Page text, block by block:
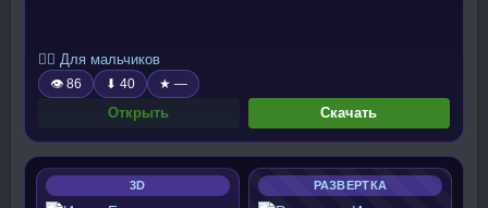
🧍‍♂️ Для мальчиков
👁 86 ⬇ 40 ★ —
Открыть Скачать
3D РАЗВЕРТКА